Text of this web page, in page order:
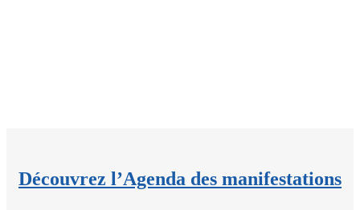
Découvrez l’Agenda des manifestations